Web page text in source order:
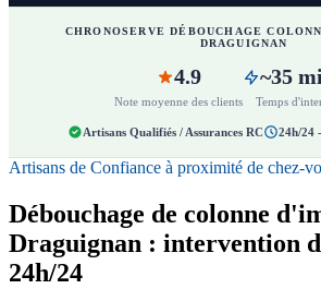
CHRONOSERVE DÉBOUCHAGE
DRAGUIGNAN
4.9
Note moyenne des clients
~35
Temps
Artisans Qualifiés / Assurances RC 24h/24
Artisans de Confiance à proximité de chez-
Débouchage de colonne
Draguignan : intervention
24h/24